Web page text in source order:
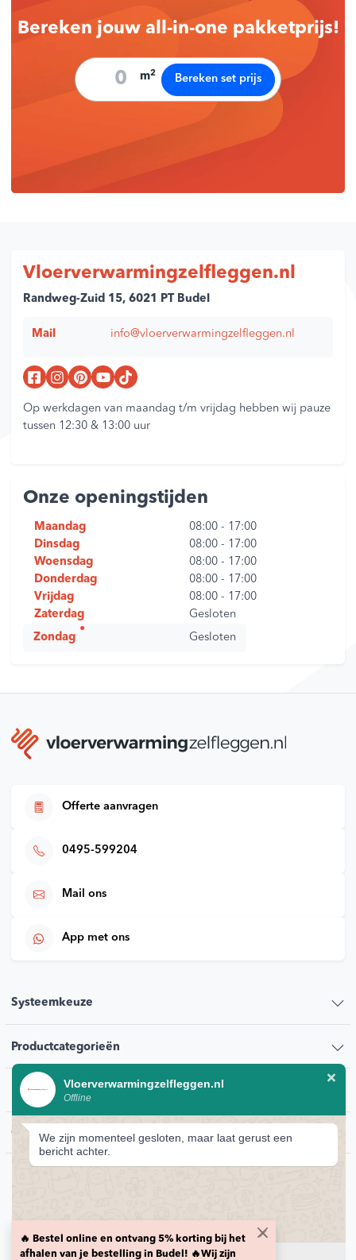
Bereken jouw all-in-one pakketprijs!
m2 Bereken set prijs
Vloerverwarmingzelfleggen.nl
Randweg-Zuid 15, 6021 PT Budel
Mail info@vloerverwarmingzelfleggen.nl
Op werkdagen van maandag t/m vrijdag hebben wij pauze
tussen 12:30 & 13:00 uur
Onze openingstijden
Maandag 08:00 - 17:00
Dinsdag
08:00 - 17:00
Woensdag
08:00 - 17:00
Donderdag
08:00 - 17:00
Vrijdag
08:00 - 17:00
Zaterdag
Gesloten
Zondag
Gesloten
Offerte aanvragen
0495-599204
Mail ons
App met ons
Systeemkeuze
Productcategorieën
Klantenservice
Contact
© 2026 Vloerverwarmingzelfleggen.nl
Privacybeleid
Retour voorwaarden
Levering en transport voorwaarden
🔥 Bestel online en ontvang 5% korting bij het
afhalen van je bestelling in Budel! 🔥Wij zijn
Vloerverwarmingzelfleggen.nl
Offline
We zijn momenteel gesloten, maar laat gerust een
bericht achter.